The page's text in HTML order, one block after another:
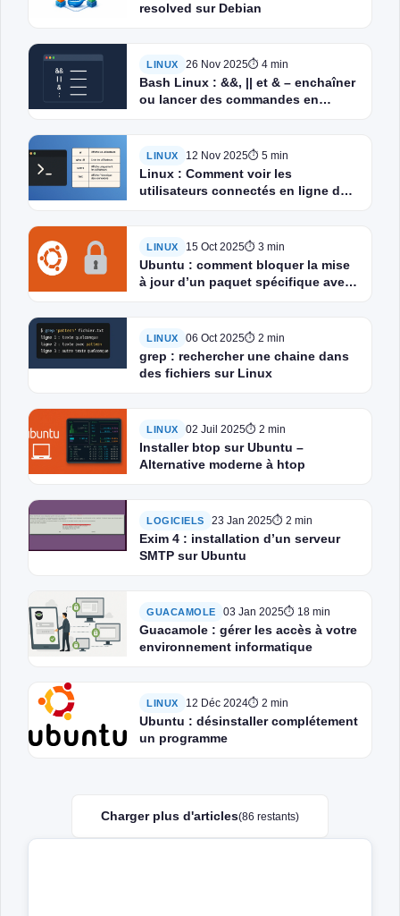
resolved sur Debian
LINUX 26 Nov 2025⏱ 4 min
Bash Linux : &&, || et & – enchaîner
ou lancer des commandes en
LINUX 12 Nov 2025⏱ 5 min
Linux : Comment voir les
utilisateurs connectés en ligne de
LINUX 15 Oct 2025⏱ 3 min
Ubuntu : comment bloquer la mise
à jour d’un paquet spécifique avec
LINUX 06 Oct 2025⏱ 2 min
grep : rechercher une chaine dans
des fichiers sur Linux
LINUX 02 Juil 2025⏱ 2 min
Installer btop sur Ubuntu –
Alternative moderne à htop
LOGICIELS 23 Jan 2025⏱ 2 min
Exim 4 : installation d’un serveur
SMTP sur Ubuntu
GUACAMOLE 03 Jan 2025⏱ 18 min
Guacamole : gérer les accès à votre
environnement informatique
LINUX 12 Déc 2024⏱ 2 min
Ubuntu : désinstaller complétement
un programme
Charger plus d'articles(86 restants)